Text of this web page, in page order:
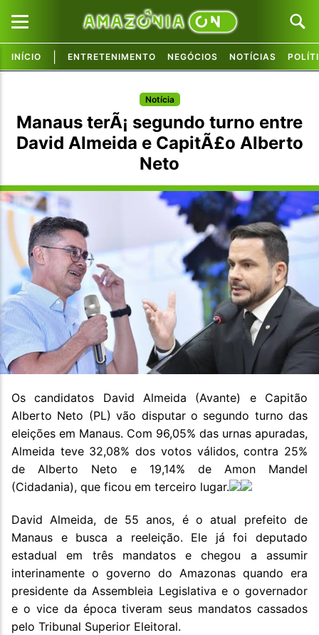
INÍCIO ENTRETENIMENTO NEGÓCIOS NOTÍCIAS
Notícia
Manaus terÃ¡ segundo turno entre
David Almeida e CapitÃ£o Alberto
Neto
Os candidatos David Almeida (Avante) e Capitão
Alberto Neto (PL) vão disputar o segundo turno das
eleições em Manaus. Com 96,05% das urnas apuradas,
Almeida teve 32,08% dos votos válidos, contra 25%
de Alberto Neto e 19,14% de Amon Mandel
(Cidadania), que ficou em terceiro lugar.
David Almeida, de 55 anos, é o atual prefeito de
Manaus e busca a reeleição. Ele já foi deputado
estadual em três mandatos e chegou a assumir
interinamente o governo do Amazonas quando era
presidente da Assembleia Legislativa e o governador
e o vice da época tiveram seus mandatos cassados
pelo Tribunal Superior Eleitoral.